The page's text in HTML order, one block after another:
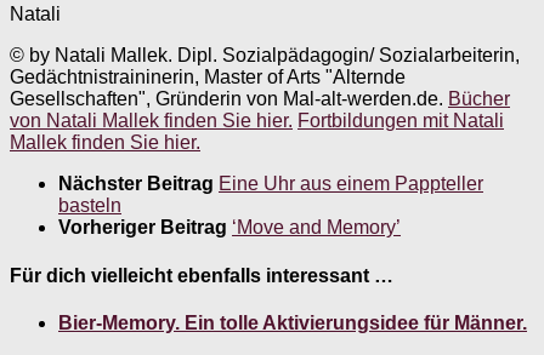
Natali
© by Natali Mallek. Dipl. Sozialpädagogin/ Sozialarbeiterin,
Gedächtnistraininerin, Master of Arts "Alternde
Gesellschaften", Gründerin von Mal-alt-werden.de. Bücher
von Natali Mallek finden Sie hier. Fortbildungen mit Natali
Mallek finden Sie hier.
Nächster Beitrag Eine Uhr aus einem Pappteller
basteln
Vorheriger Beitrag ‘Move and Memory’
Für dich vielleicht ebenfalls interessant …
Bier-Memory. Ein tolle Aktivierungsidee für Männer.